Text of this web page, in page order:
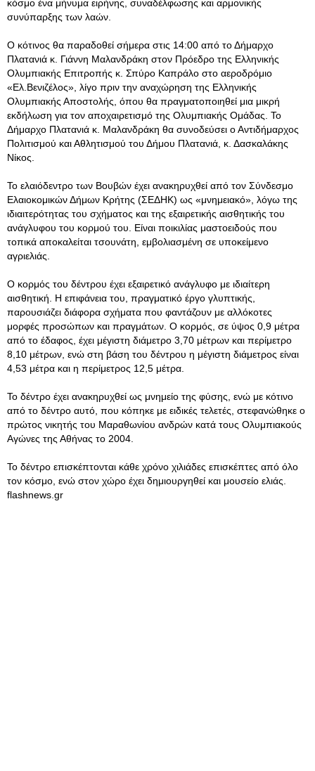
κόσμο ένα μήνυμα ειρήνης, συναδέλφωσης και αρμονικής
συνύπαρξης των λαών.
Ο κότινος θα παραδοθεί σήμερα στις 14:00 από το Δήμαρχο
Πλατανιά κ. Γιάννη Μαλανδράκη στον Πρόεδρο της Ελληνικής
Ολυμπιακής Επιτροπής κ. Σπύρο Καπράλο στο αεροδρόμιο
«Ελ.Βενιζέλος», λίγο πριν την αναχώρηση της Ελληνικής
Ολυμπιακής Αποστολής, όπου θα πραγματοποιηθεί μια μικρή
εκδήλωση για τον αποχαιρετισμό της Ολυμπιακής Ομάδας. Το
Δήμαρχο Πλατανιά κ. Μαλανδράκη θα συνοδεύσει ο Αντιδήμαρχος
Πολιτισμού και Αθλητισμού του Δήμου Πλατανιά, κ. Δασκαλάκης
Νίκος.
Το ελαιόδεντρο των Βουβών έχει ανακηρυχθεί από τον Σύνδεσμο
Ελαιοκομικών Δήμων Κρήτης (ΣΕΔΗΚ) ως «μνημειακό», λόγω της
ιδιαιτερότητας του σχήματος και της εξαιρετικής αισθητικής του
ανάγλυφου του κορμού του. Είναι ποικιλίας μαστοειδούς που
τοπικά αποκαλείται τσουνάτη, εμβολιασμένη σε υποκείμενο
αγριελιάς.
Ο κορμός του δέντρου έχει εξαιρετικό ανάγλυφο με ιδιαίτερη
αισθητική. Η επιφάνεια του, πραγματικό έργο γλυπτικής,
παρουσιάζει διάφορα σχήματα που φαντάζουν με αλλόκοτες
μορφές προσώπων και πραγμάτων. Ο κορμός, σε ύψος 0,9 μέτρα
από το έδαφος, έχει μέγιστη διάμετρο 3,70 μέτρων και περίμετρο
8,10 μέτρων, ενώ στη βάση του δέντρου η μέγιστη διάμετρος είναι
4,53 μέτρα και η περίμετρος 12,5 μέτρα.
Το δέντρο έχει ανακηρυχθεί ως μνημείο της φύσης, ενώ με κότινο
από το δέντρο αυτό, που κόπηκε με ειδικές τελετές, στεφανώθηκε ο
πρώτος νικητής του Μαραθωνίου ανδρών κατά τους Ολυμπιακούς
Αγώνες της Αθήνας το 2004.
Το δέντρο επισκέπτονται κάθε χρόνο χιλιάδες επισκέπτες από όλο
τον κόσμο, ενώ στον χώρο έχει δημιουργηθεί και μουσείο ελιάς.
flashnews.gr